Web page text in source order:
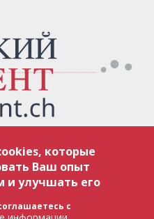
об авторском праве и
или частичное использование
редакции. В случае полного
сайта rusaccent.ch,
конкретный заимствованный
rusaccent.ch, являются
или частичное
которые
Ваш опыт
и улучшать его
с